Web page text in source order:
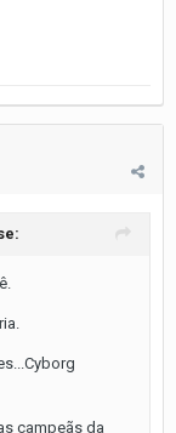
campeãs da